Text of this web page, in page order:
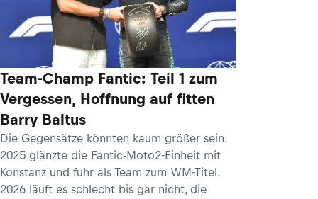
Team-Champ Fantic: Teil 1 zum
Vergessen, Hoffnung auf fitten
Barry Baltus
Die Gegensätze könnten kaum größer sein.
2025 glänzte die Fantic-Moto2-Einheit mit
Konstanz und fuhr als Team zum WM-Titel.
2026 läuft es schlecht bis gar nicht, die